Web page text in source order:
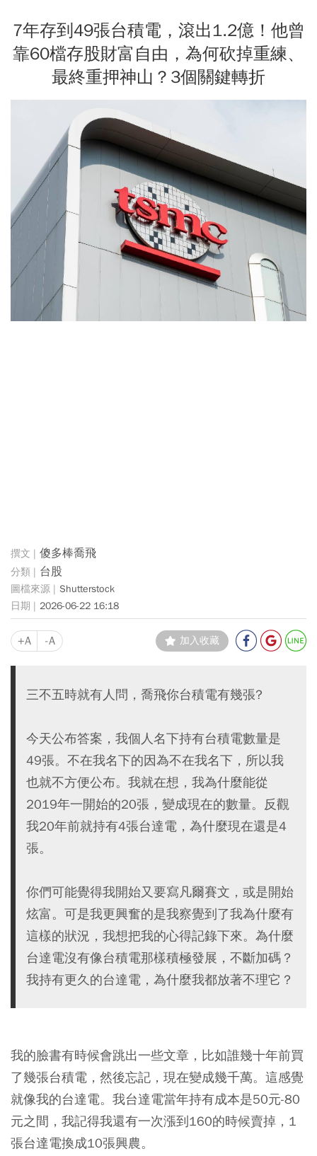
7年存到49張台積電，滾出1.2億！他曾
靠60檔存股財富自由，為何砍掉重練、
最終重押神山？3個關鍵轉折
傻多棒喬飛
台股
Shutterstock
2026-06-22 16:18
+A -A 加入收藏
三不五時就有人問，喬飛你台積電有幾張?
今天公布答案，我個人名下持有台積電數量是
49張。不在我名下的因為不在我名下，所以我
也就不方便公布。我就在想，我為什麼能從
2019年一開始的20張，變成現在的數量。反觀
我20年前就持有4張台達電，為什麼現在還是4
張。
你們可能覺得我開始又要寫凡爾賽文，或是開始
炫富。可是我更興奮的是我察覺到了我為什麼有
這樣的狀況，我想把我的心得記錄下來。為什麼
台達電沒有像台積電那樣積極發展，不斷加碼？
我持有更久的台達電，為什麼我都放著不理它？
我的臉書有時候會跳出一些文章，比如誰幾十年前買
了幾張台積電，然後忘記，現在變成幾千萬。這感覺
就像我的台達電。我台達電當年持有成本是50元-80
元之間，我記得我還有一次漲到160的時候賣掉，1
張台達電換成10張興農。